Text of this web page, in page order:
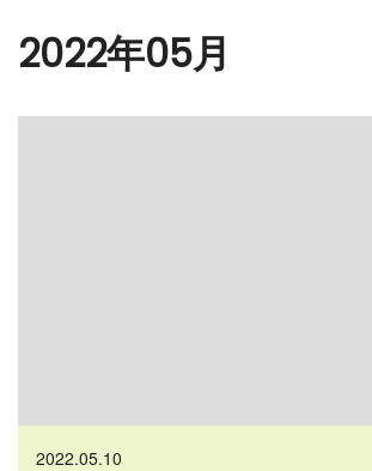
2022年05月
2022.05.10